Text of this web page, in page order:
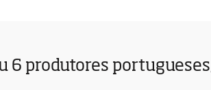
6 produtores